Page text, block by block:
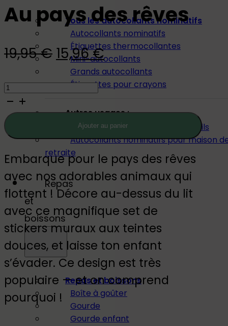
Tous les autocollants nominatifs
Autocollants nominatifs
Étiquettes thermocollantes
Mini-autocollants
Grands autocollants
Étiquettes pour crayons
Autres usages :
Autocollants nominatifs pour outils
Autocollants nominatifs pour maison
retraite
Repas
et
boissons
Repas et boissons
Boîte à goûter
Gourde
Gourde enfant
Au pays des rêves
19,95€ Le
prix
initial
était :
19,95 €.
15,96€Le
prix
actuel
est :
15,96 €.
quantité
de
Stickers
muraux
:
Au
pays
des
rêves
Ajouter au panier
Embarque pour le pays des rêves
avec nos adorables animaux qui
flottent ! Décore au-dessus du lit
avec ce magnifique set de
stickers muraux aux teintes
douces, et laisse ton enfant
s’évader. Ce design est très
populaire — et on comprend
pourquoi !